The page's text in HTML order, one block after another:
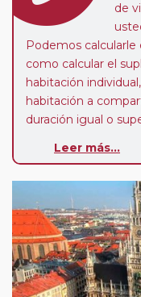
de
Podemos calcularle
como calcular el
habitación
habitación a
duración igual o
Paradas en Ruta:
su viaje, en la
7 noches según
fundamental que el
fecha escogida y
suplemento por
Dólares por
Leer más...